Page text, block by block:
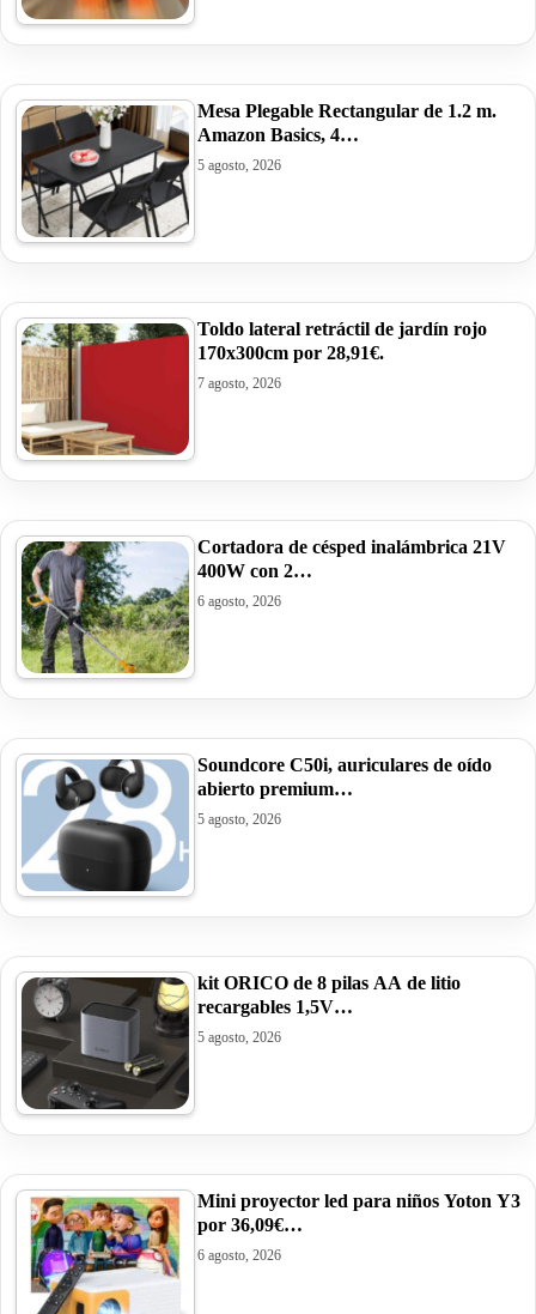
Mesa Plegable Rectangular de 1.2 m.
Amazon Basics, 4…
5 agosto, 2026
Toldo lateral retráctil de jardín rojo
170x300cm por 28,91€.
7 agosto, 2026
Cortadora de césped inalámbrica 21V
400W con 2…
6 agosto, 2026
Soundcore C50i, auriculares de oído
abierto premium…
5 agosto, 2026
kit ORICO de 8 pilas AA de litio
recargables 1,5V…
5 agosto, 2026
Mini proyector led para niños Yoton Y3
por 36,09€…
6 agosto, 2026